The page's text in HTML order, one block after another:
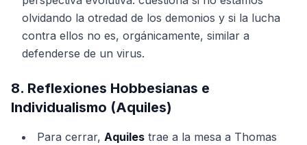
olvidando la otredad de los demonios y si la lucha
contra ellos no es, orgánicamente, similar a
defenderse de un virus.
8. Reflexiones Hobbesianas e
Individualismo (Aquiles)
Para cerrar, Aquiles trae a la mesa a Thomas